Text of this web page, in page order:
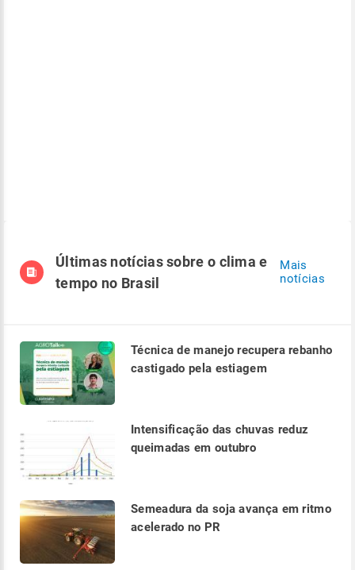
Últimas notícias sobre o clima e
tempo no Brasil
Mais
notícias
Técnica de manejo recupera rebanho
castigado pela estiagem
Intensificação das chuvas reduz
queimadas em outubro
Semeadura da soja avança em ritmo
acelerado no PR